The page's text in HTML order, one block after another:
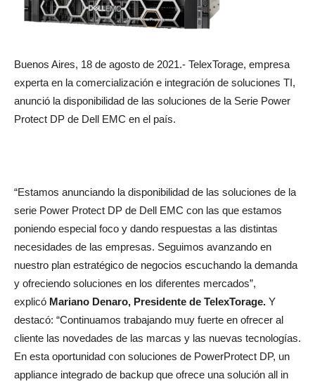
Buenos Aires, 18 de agosto de 2021.- TelexTorage, empresa
experta en la comercialización e integración de soluciones TI,
anunció la disponibilidad de las soluciones de la Serie Power
Protect DP de Dell EMC en el país.
“Estamos anunciando la disponibilidad de las soluciones de la
serie Power Protect DP de Dell EMC con las que estamos
poniendo especial foco y dando respuestas a las distintas
necesidades de las empresas. Seguimos avanzando en
nuestro plan estratégico de negocios escuchando la demanda
y ofreciendo soluciones en los diferentes mercados”,
explicó Mariano Denaro, Presidente de TelexTorage. Y
destacó: “Continuamos trabajando muy fuerte en ofrecer al
cliente las novedades de las marcas y las nuevas tecnologías.
En esta oportunidad con soluciones de PowerProtect DP, un
appliance integrado de backup que ofrece una solución all in